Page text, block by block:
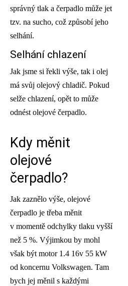
správný tlak a čerpadlo může jet
tzv. na sucho, což způsobí jeho
selhání.
Selhání chlazení
Jak jsme si řekli výše, tak i olej
má svůj olejový chladič. Pokud
selže chlazení, opět to může
odnést olejové čerpadlo.
Kdy měnit
olejové
čerpadlo?
Jak zaznělo výše, olejové
čerpadlo je třeba měnit
v momentě odchylky tlaku vyšší
než 5 %. Výjimkou by mohl
však být motor 1.4 16v 55 kW
od koncernu Volkswagen. Tam
bych jej měnil s každými